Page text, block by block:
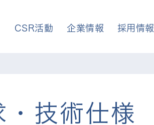
CSR活動 企業情報 採用情報
・技術仕様